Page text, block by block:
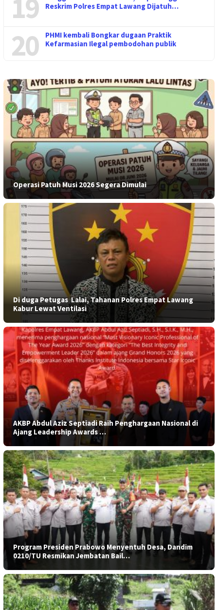
19
Reskrim Polres Empat Lawang Dijatuh…
20
PHMI kembali Bongkar dugaan Praktik
Kefarmasian Ilegal pembodohan publik
Operasi Patuh Musi 2026 Segera Dimulai
​Di duga Petugas Lalai, Tahanan Polres Empat Lawang
Kabur Lewat Ventilasi
AKBP Abdul Aziz Septiadi Raih Penghargaan Nasional di
Ajang Leadership Awards …
Program Presiden Prabowo Menyentuh Desa, Dandim
0210/TU Resmikan Jembatan Bail…